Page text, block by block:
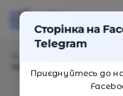
Сторінка на
Telegram
Приєднуйтесь до